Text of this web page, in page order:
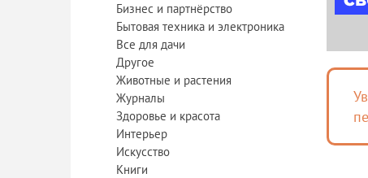
Бизнес и партнёрство
Бытовая техника и электроника
Все для дачи
Другое
Животные и растения
Журналы
Здоровье и красота
Интерьер
Искусство
Книги